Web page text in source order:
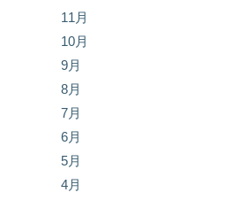
11月
10月
9月
8月
7月
6月
5月
4月